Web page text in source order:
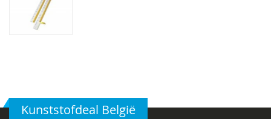
Kunststofdeal België